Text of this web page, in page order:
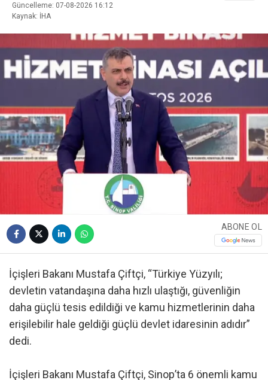
Güncelleme: 07-08-2026 16:12
Kaynak: İHA
ABONE OL
İçişleri Bakanı Mustafa Çiftçi, “Türkiye Yüzyılı;
devletin vatandaşına daha hızlı ulaştığı, güvenliğin
daha güçlü tesis edildiği ve kamu hizmetlerinin daha
erişilebilir hale geldiği güçlü devlet idaresinin adıdır”
dedi.
İçişleri Bakanı Mustafa Çiftçi, Sinop’ta 6 önemli kamu